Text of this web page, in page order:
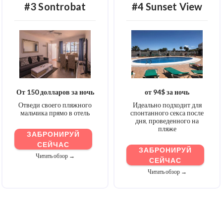
#3 Sontrobat
От 150 долларов за ночь
Отведи своего пляжного
мальчика прямо в отель
ЗАБРОНИРУЙ
СЕЙЧАС
Читать обзор →
#4 Sunset View
от 94$ за ночь
Идеально подходит для
спонтанного секса после
дня, проведенного на
пляже
ЗАБРОНИРУЙ
СЕЙЧАС
Читать обзор →